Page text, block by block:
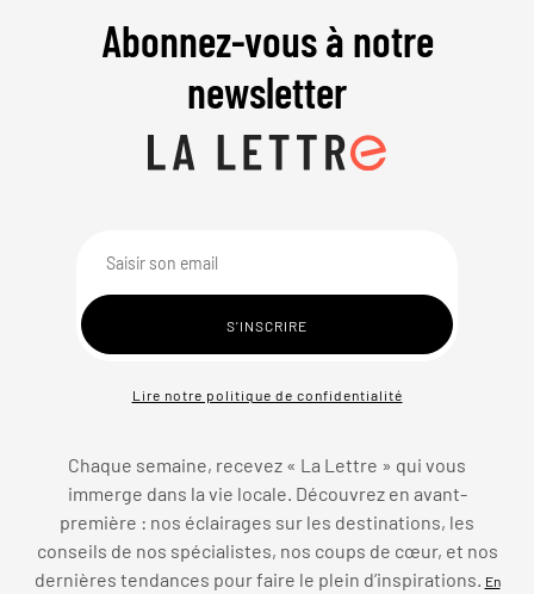
Abonnez-vous à notre
newsletter
Lire notre politique de confidentialité
Chaque semaine, recevez « La Lettre » qui vous
immerge dans la vie locale. Découvrez en avant-
première : nos éclairages sur les destinations, les
conseils de nos spécialistes, nos coups de cœur, et nos
dernières tendances pour faire le plein d’inspirations.
En